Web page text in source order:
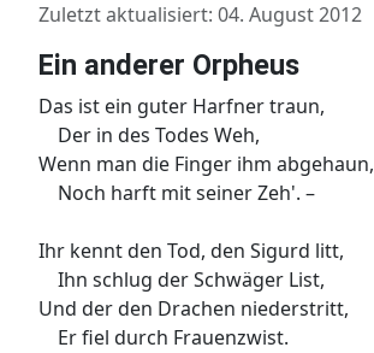
Zuletzt aktualisiert: 04. August 2012
Ein anderer Orpheus
Das ist ein guter Harfner traun,
Der in des Todes Weh,
Wenn man die Finger ihm abgehaun,
Noch harft mit seiner Zeh'. –
Ihr kennt den Tod, den Sigurd litt,
Ihn schlug der Schwäger List,
Und der den Drachen niederstritt,
Er fiel durch Frauenzwist.